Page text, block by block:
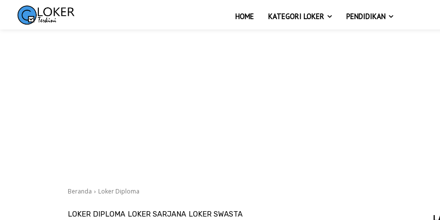
HOME KATEGORI LOKER PENDIDIKAN
Beranda Loker Diploma
LOKER DIPLOMA LOKER SARJANA LOKER SWASTA